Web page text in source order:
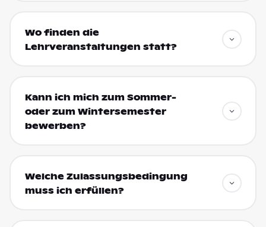
Wo finden die
Lehrveranstaltungen statt?
Kann ich mich zum Sommer-
oder zum Wintersemester
bewerben?
Welche Zulassungsbedingung
muss ich erfüllen?